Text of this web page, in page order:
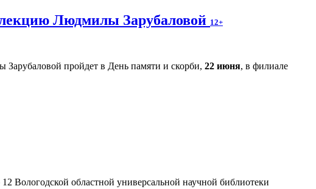
Людмилы Зарубаловой 12+
пройдет в День памяти и скорби, 22 июня, в филиале
Вологодской областной универсальной научной библиотеки